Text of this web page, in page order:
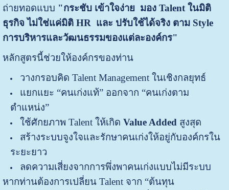
ถ่ายทอดแบบ "กระชับ เข้าใจง่าย มอง Talent ในมิติ
ธุรกิจ ไม่ใช่แค่มิติ HR และ ปรับใช้ได้จริง ตาม Style
การบริหารและวัฒนธรรมของแต่ละองค์กร"
หลักสูตรนี้ช่วยให้องค์กรของท่าน
วางกรอบคิด Talent Management ในเชิงกลยุทธ์
แยกแยะ “คนเก่งแท้” ออกจาก “คนเก่งตาม
ตำแหน่ง”
ใช้ศักยภาพ Talent ให้เกิด Value Added สูงสุด
สร้างระบบจูงใจและรักษาคนเก่งให้อยู่กับองค์กรใน
ระยะยาว
ลดความเสี่ยงจากการพึ่งพาคนเก่งแบบไม่มีระบบ
หากท่านต้องการเปลี่ยน Talent จาก “ต้นทุน